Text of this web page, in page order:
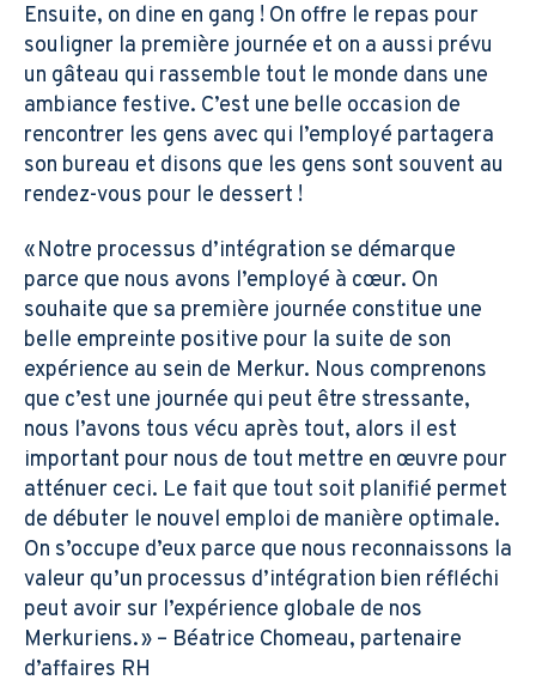
Ensuite, on dine en gang ! On offre le repas pour
souligner la première journée et on a aussi prévu
un gâteau qui rassemble tout le monde dans une
ambiance festive. C’est une belle occasion de
rencontrer les gens avec qui l’employé partagera
son bureau et disons que les gens sont souvent au
rendez-vous pour le dessert !
« Notre processus d’intégration se démarque
parce que nous avons l’employé à cœur. On
souhaite que sa première journée constitue une
belle empreinte positive pour la suite de son
expérience au sein de Merkur. Nous comprenons
que c’est une journée qui peut être stressante,
nous l’avons tous vécu après tout, alors il est
important pour nous de tout mettre en œuvre pour
atténuer ceci. Le fait que tout soit planifié permet
de débuter le nouvel emploi de manière optimale.
On s’occupe d’eux parce que nous reconnaissons la
valeur qu’un processus d’intégration bien réfléchi
peut avoir sur l’expérience globale de nos
Merkuriens. » – Béatrice Chomeau, partenaire
d’affaires RH